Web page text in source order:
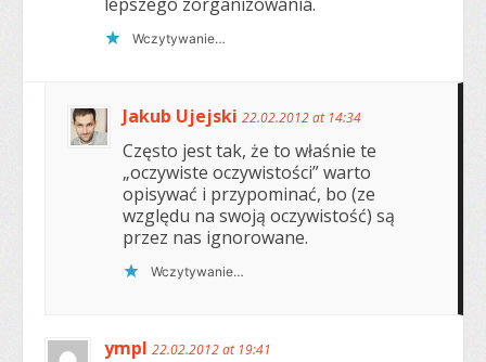
Wczytywanie…
Jakub Ujejski 22.02.2012 at 14:34
Często jest tak, że to właśnie te
„oczywiste oczywistości” warto
opisywać i przypominać, bo (ze
względu na swoją oczywistość) są
przez nas ignorowane.
Wczytywanie…
ympl 22.02.2012 at 19:41